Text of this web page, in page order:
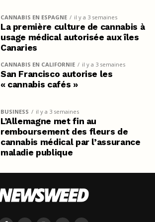
CANNABIS EN ESPAGNE il y a 3 semaines
La première culture de cannabis à
usage médical autorisée aux îles
Canaries
CANNABIS EN CALIFORNIE il y a 3 semaines
San Francisco autorise les
« cannabis cafés »
BUSINESS il y a 3 semaines
L’Allemagne met fin au
remboursement des fleurs de
cannabis médical par l’assurance
maladie publique